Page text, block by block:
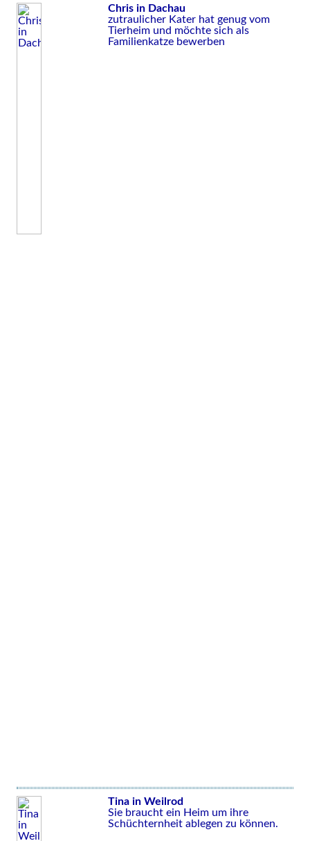
Chris in Dachau
zutraulicher Kater hat genug vom
Tierheim und möchte sich als
Familienkatze bewerben
Tina in Weilrod
Sie braucht ein Heim um ihre
Schüchternheit ablegen zu können.